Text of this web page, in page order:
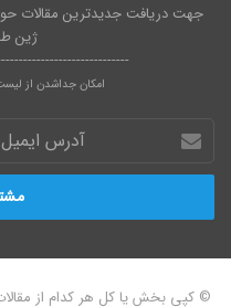
جهت دریافت جدیدترین مقالات
ژین
امکان جداشدن از
ایمیل
خود
وارد
© کپی بخش یا کل هر کدام از